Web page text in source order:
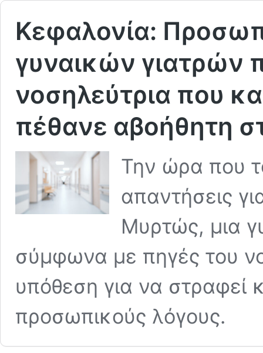
Κεφαλονία:
γυναικών γιατρών
νοσηλεύτρια που
πέθανε αβοήθητη
Την ώρα που
απαντήσεις
Μυρτώς, μια
σύμφωνα με πηγές του
υπόθεση για να στραφεί
προσωπικούς λόγους.